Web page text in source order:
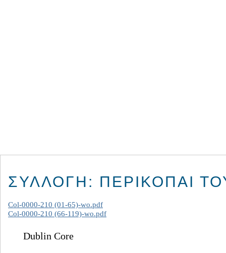
ΣΥΛΛΟΓΉ: ΠΕΡΙΚΟΠΑΊ
Col-0000-210 (01-65)-wo.pdf
Col-0000-210 (66-119)-wo.pdf
Dublin Core